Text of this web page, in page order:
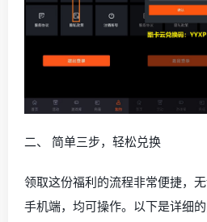
二、 简单三步，轻松兑换
领取这份福利的流程非常便捷，
手机端，均可操作。以下是详细的